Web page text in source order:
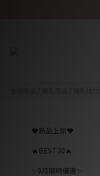
❤️新品上架❤️
🔥BEST30🔥
✨9月限時優惠✨